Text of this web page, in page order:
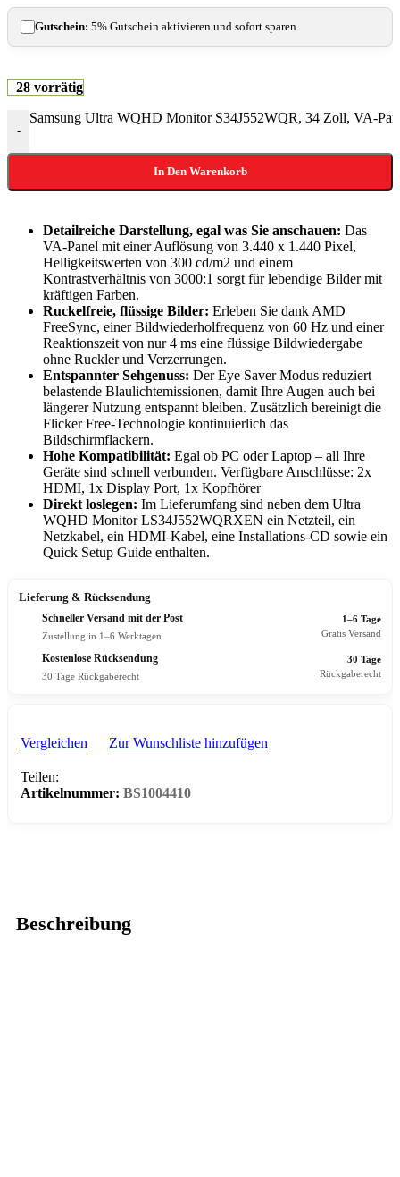
Gutschein: 5% Gutschein aktivieren und sofort sparen
28 vorrätig
-
Samsung Ultra WQHD Monitor S34J552WQR, 34 Zoll, VA-
In Den Warenkorb
Detailreiche Darstellung, egal was Sie anschauen: Das
VA-Panel mit einer Auflösung von 3.440 x 1.440 Pixel,
Helligkeitswerten von 300 cd/m2 und einem
Kontrastverhältnis von 3000:1 sorgt für lebendige Bilder mit
kräftigen Farben.
Ruckelfreie, flüssige Bilder: Erleben Sie dank AMD
FreeSync, einer Bildwiederholfrequenz von 60 Hz und einer
Reaktionszeit von nur 4 ms eine flüssige Bildwiedergabe
ohne Ruckler und Verzerrungen.
Entspannter Sehgenuss: Der Eye Saver Modus reduziert
belastende Blaulichtemissionen, damit Ihre Augen auch bei
längerer Nutzung entspannt bleiben. Zusätzlich bereinigt die
Flicker Free-Technologie kontinuierlich das
Bildschirmflackern.
Hohe Kompatibilität: Egal ob PC oder Laptop – all Ihre
Geräte sind schnell verbunden. Verfügbare Anschlüsse: 2x
HDMI, 1x Display Port, 1x Kopfhörer
Direkt loslegen: Im Lieferumfang sind neben dem Ultra
WQHD Monitor LS34J552WQRXEN ein Netzteil, ein
Netzkabel, ein HDMI-Kabel, eine Installations-CD sowie ein
Quick Setup Guide enthalten.
Lieferung & Rücksendung
Schneller Versand mit der Post
Zustellung in 1–6 Werktagen
1–6 Tage
Gratis Versand
Kostenlose Rücksendung
30 Tage Rückgaberecht
30 Tage
Rückgaberecht
Vergleichen Zur Wunschliste hinzufügen
Teilen:
Artikelnummer: BS1004410
Beschreibung